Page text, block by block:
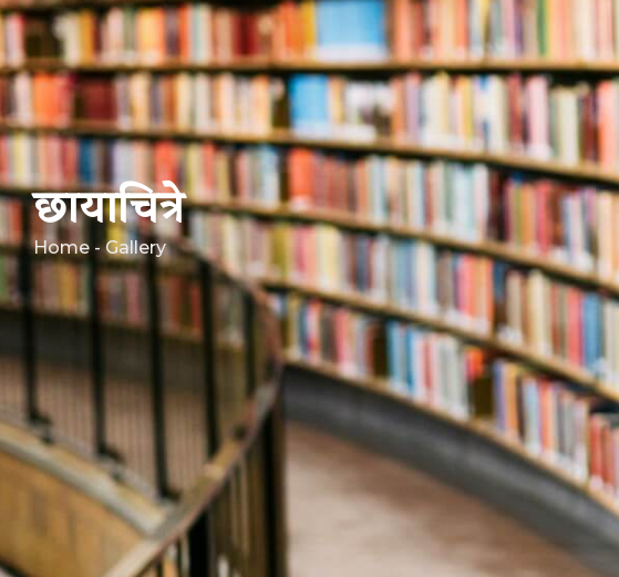
छायाचित्रे
Home - Gallery